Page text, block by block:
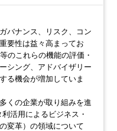
バナンス、リスク、コン
要性は益々高まってお
のこれらの機能の評価・
シング、アドバイザリー
る機会が増加していま
くの企業が取り組みを進
活用によるビジネス・
変革）の領域について